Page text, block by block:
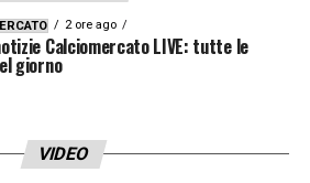
2 ore ago
Calciomercato LIVE: tutte le
giorno
VIDEO